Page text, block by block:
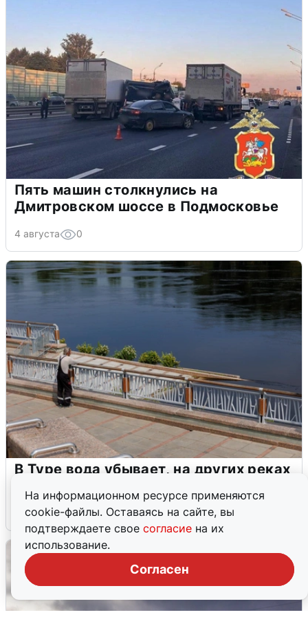
На информационном ресурсе применяются
cookie-файлы. Оставаясь на сайте, вы
подтверждаете свое согласие на их
использование.
Согласен
Пять машин столкнулись на
Дмитровском шоссе в Подмосковье
4 августа 0
В Туре вода убывает, на других реках
4 августа 0